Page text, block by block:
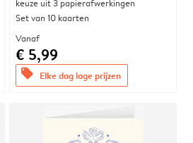
keuze uit 3 papierafwerkingen
Set van 10 kaarten
Vanaf
€ 5,99
offers Elke dag lage prijzen